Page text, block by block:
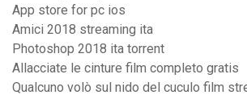
App store for pc ios
Amici 2018 streaming ita
Photoshop 2018 ita torrent
Allacciate le cinture film completo gratis
Qualcuno volò sul nido del cuculo film